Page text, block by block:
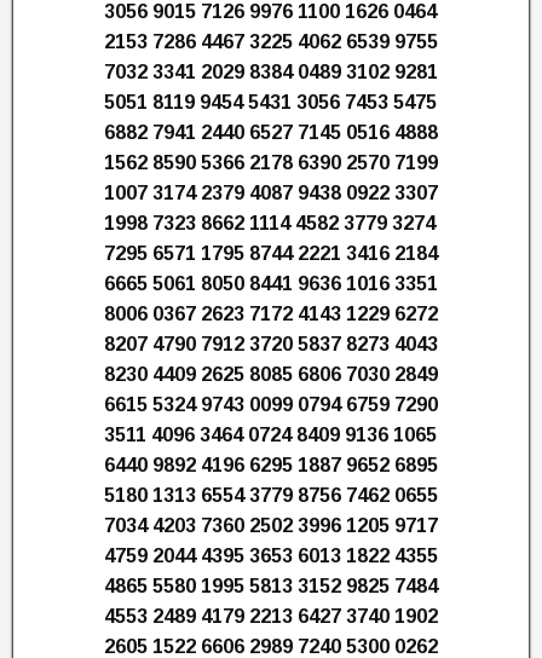
3056 9015 7126 9976 1100 1626 0464
2153 7286 4467 3225 4062 6539 9755
7032 3341 2029 8384 0489 3102 9281
5051 8119 9454 5431 3056 7453 5475
6882 7941 2440 6527 7145 0516 4888
1562 8590 5366 2178 6390 2570 7199
1007 3174 2379 4087 9438 0922 3307
1998 7323 8662 1114 4582 3779 3274
7295 6571 1795 8744 2221 3416 2184
6665 5061 8050 8441 9636 1016 3351
8006 0367 2623 7172 4143 1229 6272
8207 4790 7912 3720 5837 8273 4043
8230 4409 2625 8085 6806 7030 2849
6615 5324 9743 0099 0794 6759 7290
3511 4096 3464 0724 8409 9136 1065
6440 9892 4196 6295 1887 9652 6895
5180 1313 6554 3779 8756 7462 0655
7034 4203 7360 2502 3996 1205 9717
4759 2044 4395 3653 6013 1822 4355
4865 5580 1995 5813 3152 9825 7484
4553 2489 4179 2213 6427 3740 1902
2605 1522 6606 2989 7240 5300 0262